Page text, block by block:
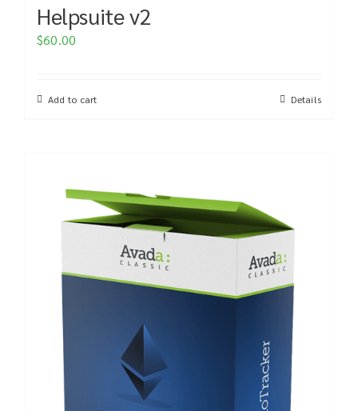
Helpsuite v2
$60.00
Add to cart Details